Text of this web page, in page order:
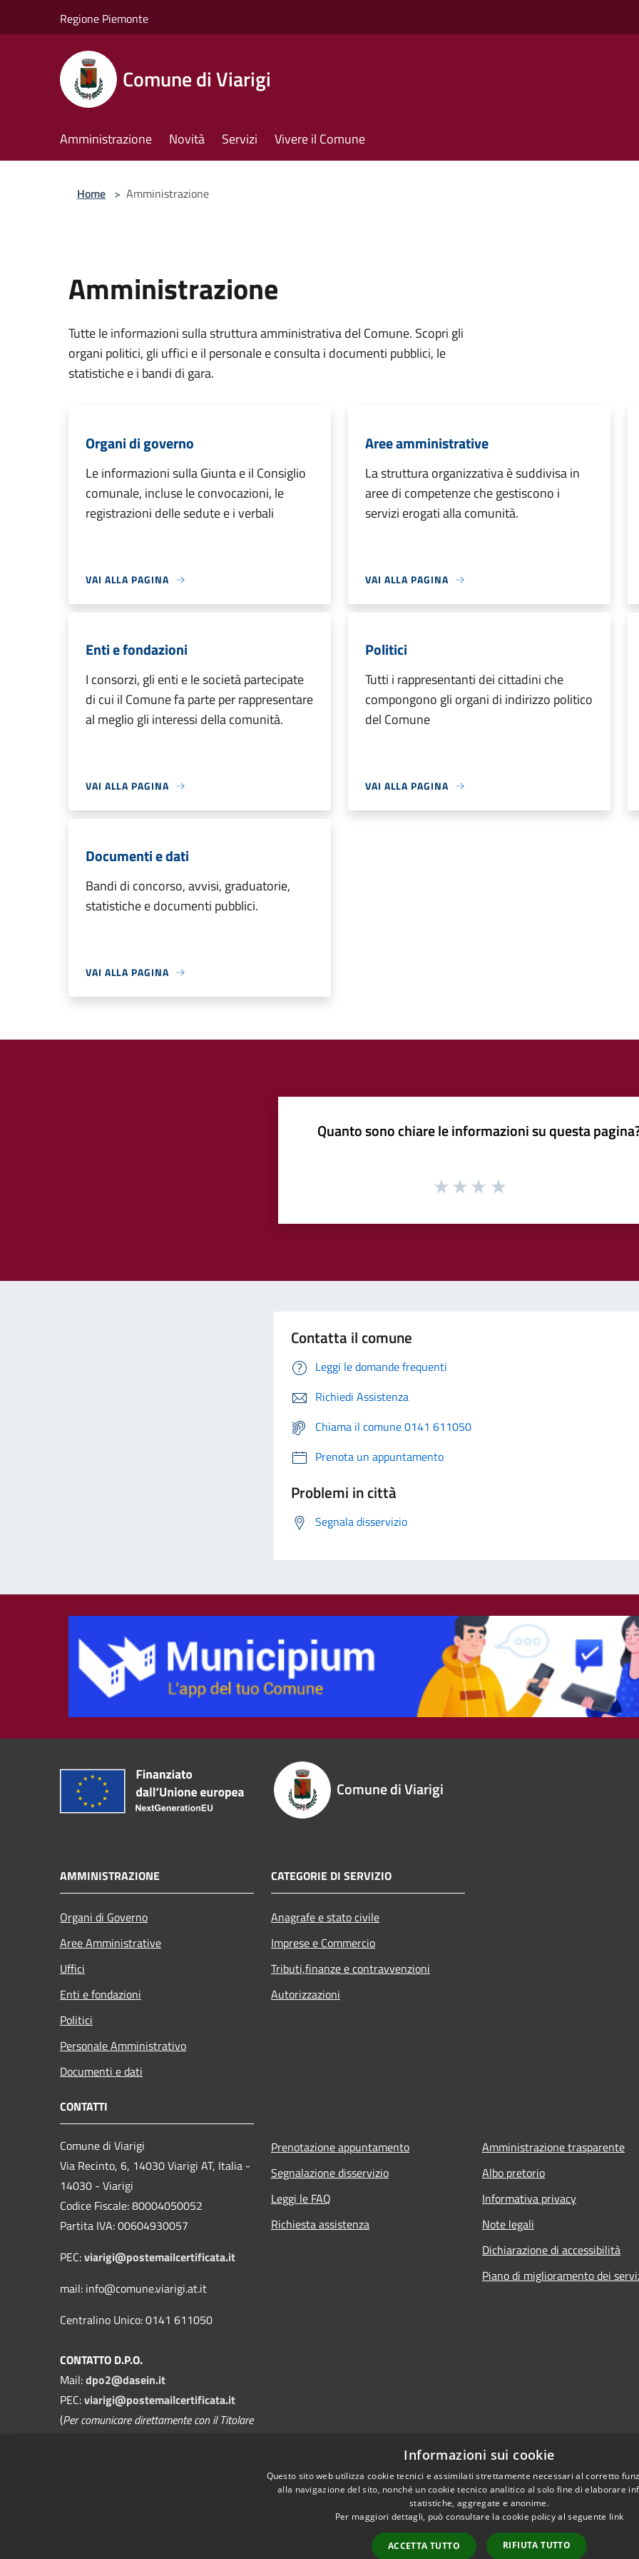
Regione Piemonte
Comune di Viarigi
Amministrazione Novità Servizi Vivere il Comune
Home > Amministrazione
Amministrazione
Tutte le informazioni sulla struttura amministrativa del Comune. Scopri gli
organi politici, gli uffici e il personale e consulta i documenti pubblici, le
statistiche e i bandi di gara.
Organi di governo
Le informazioni sulla Giunta e il Consiglio
comunale, incluse le convocazioni, le
registrazioni delle sedute e i verbali
VAI ALLA PAGINA
Aree amministrative
La struttura organizzativa è suddivisa in
aree di competenze che gestiscono i
servizi erogati alla comunità.
VAI ALLA PAGINA
Enti e fondazioni
I consorzi, gli enti e le società partecipate
di cui il Comune fa parte per rappresentare
al meglio gli interessi della comunità.
VAI ALLA PAGINA
Politici
Tutti i rappresentanti dei cittadini che
compongono gli organi di indirizzo politico
del Comune
VAI ALLA PAGINA
Documenti e dati
Bandi di concorso, avvisi, graduatorie,
statistiche e documenti pubblici.
VAI ALLA PAGINA
Quanto sono chiare le informazioni su questa
Contatta il comune
Leggi le domande frequenti
Richiedi Assistenza
Chiama il comune 0141 611050
Prenota un appuntamento
Problemi in città
Segnala disservizio
Comune di Viarigi
AMMINISTRAZIONE
Organi di Governo
Aree Amministrative
Uffici
Enti e fondazioni
Politici
Personale Amministrativo
Documenti e dati
CATEGORIE DI SERVIZIO
Anagrafe e stato civile
Imprese e Commercio
Tributi,finanze e contravvenzioni
Autorizzazioni
CONTATTI
Comune di Viarigi
Via Recinto, 6, 14030 Viarigi AT, Italia -
14030 - Viarigi
Codice Fiscale: 80004050052
Partita IVA: 00604930057
PEC:viarigi@postemailcertificata.it
mail: info@comune.viarigi.at.it
Centralino Unico: 0141 611050
CONTATTO D.P.O.
Mail:dpo2@dasein.it
PEC:viarigi@postemailcertificata.it
(Per comunicare direttamente con il Titolare
Prenotazione appuntamento
Segnalazione disservizio
Leggi le FAQ
Richiesta assistenza
Amministrazione trasparente
Albo pretorio
Informativa privacy
Note legali
Dichiarazione di accessibilità
Piano di miglioramento dei
Informazioni sui cookie
Questo sito web utilizza cookie tecnici e assimilati strettamente necessari al corretto
alla navigazione del sito, nonché un cookie tecnico analitico al solo fine di elaborare
statistiche, aggregate e anonime.
Per maggiori dettagli, può consultare la cookie policy al seguente link
ACCETTA TUTTO RIFIUTA TUTTO